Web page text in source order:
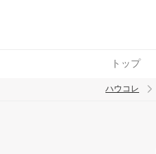
トップ
ハウコレ